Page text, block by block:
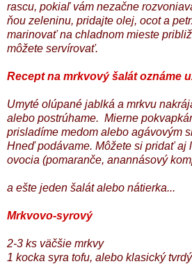
rascu, pokiaľ vám nezačne
ňou zeleninu, pridajte olej, ocot a
marinovať na chladnom mieste
môžete servírovať.
Recept na mrkvový šalát oznáme
Umyté olúpané jablká a mrkvu
alebo postrúhame. Mierne
prisladíme medom alebo agávovým
Hneď podávame. Môžete si pridať aj
ovocia (pomaranče, anannásový
a ešte jeden šalát alebo nátierka...
Mrkvovo-syrový
2-3 ks väčšie mrkvy
1 kocka syra tofu, alebo klasický